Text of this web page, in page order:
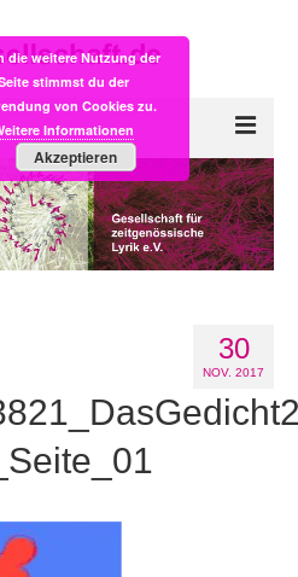
30
NOV. 2017
die weitere Nutzung der
stimmst du der
von Cookies zu.
Informationen
Akzeptieren